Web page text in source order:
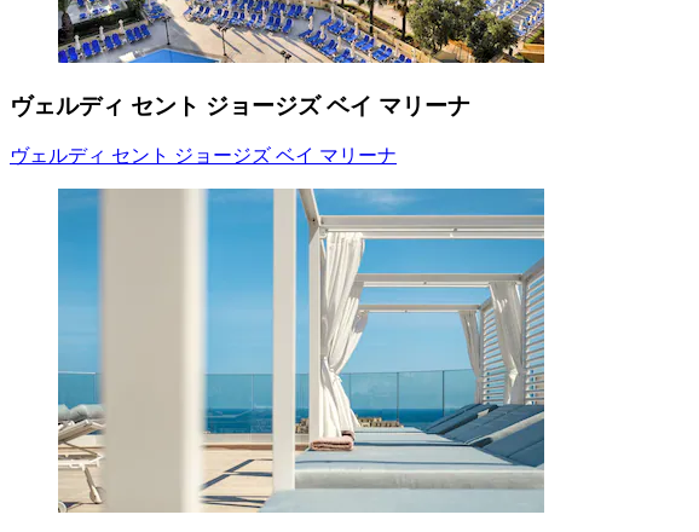
ヴェルディ セント ジョージズ ベイ マリーナ
ヴェルディ セント ジョージズ ベイ マリーナ